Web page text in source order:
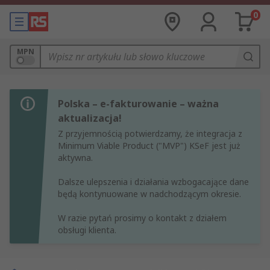
0
MPN
Polska – e-fakturowanie – ważna
aktualizacja!
Z przyjemnością potwierdzamy, że integracja z
Minimum Viable Product ("MVP") KSeF jest już
aktywna.
Dalsze ulepszenia i działania wzbogacające dane
będą kontynuowane w nadchodzącym okresie.
W razie pytań prosimy o kontakt z działem
obsługi klienta.